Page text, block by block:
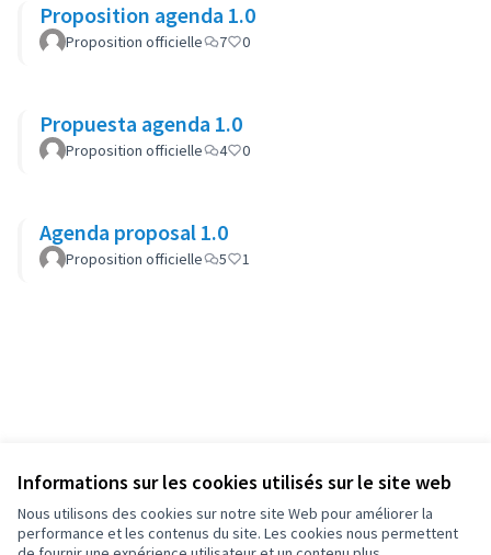
Informations sur les cookies utilisés sur le site web
Nous utilisons des cookies sur notre site Web pour améliorer la
performance et les contenus du site. Les cookies nous permettent
Proposition agenda 1.0
Proposition officielle 7 0
Propuesta agenda 1.0
Proposition officielle 4 0
Agenda proposal 1.0
Proposition officielle 5 1